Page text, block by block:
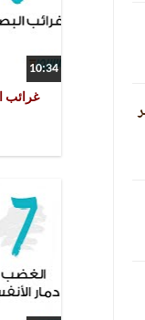
10:34